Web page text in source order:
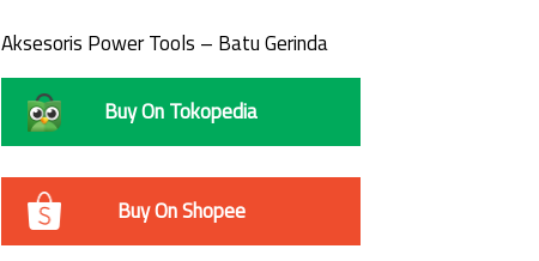
Aksesoris Power Tools – Batu Gerinda
Buy On Tokopedia
Buy On Shopee